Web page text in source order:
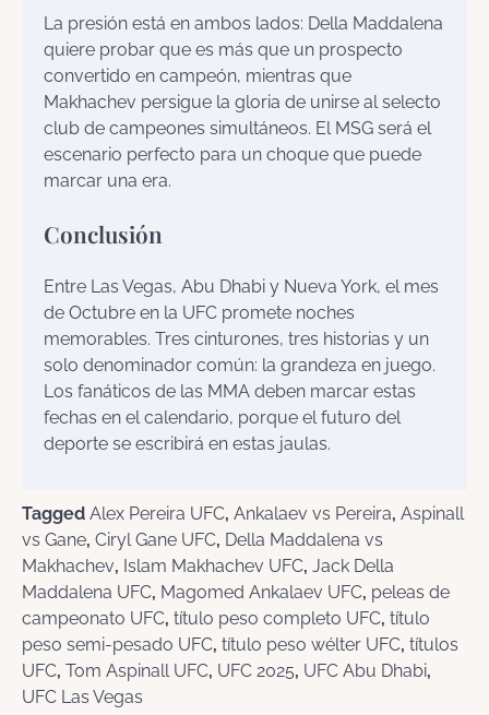
La presión está en ambos lados: Della Maddalena
quiere probar que es más que un prospecto
convertido en campeón, mientras que
Makhachev persigue la gloria de unirse al selecto
club de campeones simultáneos. El MSG será el
escenario perfecto para un choque que puede
marcar una era.
Conclusión
Entre Las Vegas, Abu Dhabi y Nueva York, el mes
de Octubre en la UFC promete noches
memorables. Tres cinturones, tres historias y un
solo denominador común: la grandeza en juego.
Los fanáticos de las MMA deben marcar estas
fechas en el calendario, porque el futuro del
deporte se escribirá en estas jaulas.
Tagged Alex Pereira UFC, Ankalaev vs Pereira, Aspinall
vs Gane, Ciryl Gane UFC, Della Maddalena vs
Makhachev, Islam Makhachev UFC, Jack Della
Maddalena UFC, Magomed Ankalaev UFC, peleas de
campeonato UFC, título peso completo UFC, título
peso semi-pesado UFC, título peso wélter UFC, títulos
UFC, Tom Aspinall UFC, UFC 2025, UFC Abu Dhabi,
UFC Las Vegas